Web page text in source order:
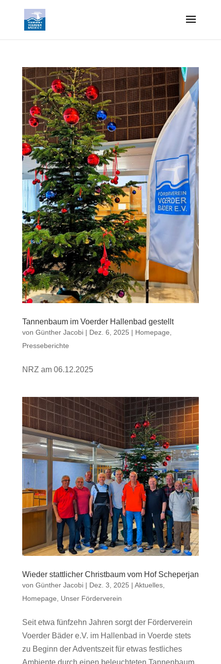
Tannenbaum im Voerder Hallenbad gestellt
von Günther Jacobi| Dez. 6, 2025 | Homepage
Presseberichte
NRZ am 06.12.2025
Wieder stattlicher Christbaum vom Hof Scheperjan
von Günther Jacobi| Dez. 3, 2025 | Aktuelles,
Homepage, Unser Förderverein
Seit etwa fünfzehn Jahren sorgt der Förderverein
Voerder Bäder e.V. im Hallenbad in Voerde stets
zu Beginn der Adventszeit für etwas festliches